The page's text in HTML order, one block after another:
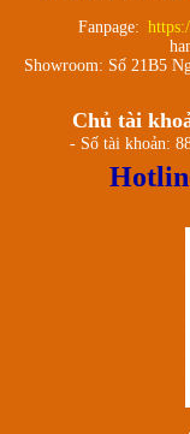
Fanpage:
Showroom: Số 21B5
Chủ tài
- Số tài khoản: